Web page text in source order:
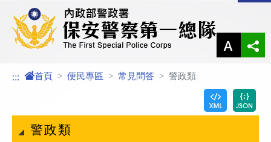
進入內容區塊
::: 首頁 便民專區 常見問答 警政類
警政類